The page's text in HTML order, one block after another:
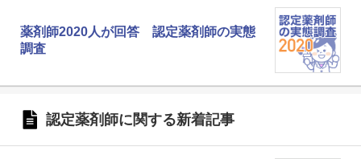
薬剤師2020人が回答 認定薬剤師の実態
調査
認定薬剤師に関する新着記事